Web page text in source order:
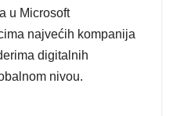
u Microsoft
najvećih kompanija
digitalnih
nivou.